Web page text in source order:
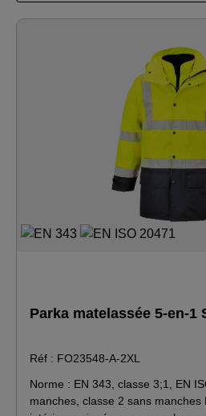
Parka matelassée 5-en-1
Réf : FO23548-A-2XL
Norme : EN 343, classe 3;1, EN
manches, classe 2 sans manches Fonction 5 en 1 · veste